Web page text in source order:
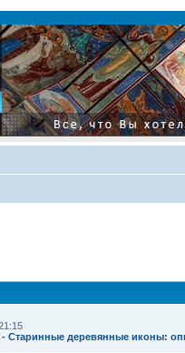
- Старинные деревянные иконы: